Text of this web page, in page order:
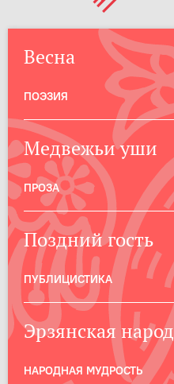
Весна
ПОЭЗИЯ
Медвежьи уши
ПРОЗА
Поздний гость
ПУБЛИЦИСТИКА
Эрзянская
НАРОДНАЯ МУДРОСТЬ